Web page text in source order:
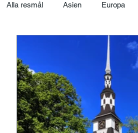
Alla resmål Asien Europa